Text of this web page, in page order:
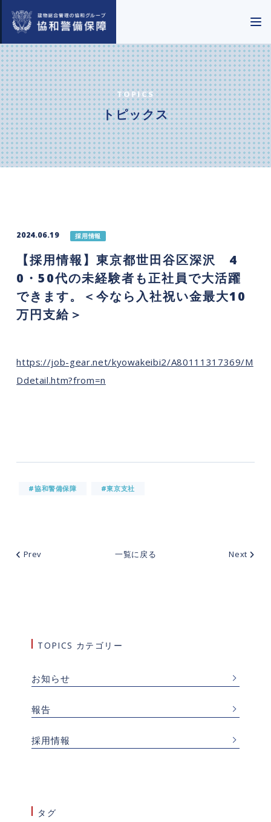
TOPICS
トピックス
TOPICS カテゴリー
お知らせ
報告
採用情報
タグ
2024.06.19 採用情報
【採用情報】東京都世田谷区深沢 4
0・50代の未経験者も正社員で大活躍
できます。＜今なら入社祝い金最大10
万円支給＞
https://job-gear.net/kyowakeibi2/A80111317369/M
Ddetail.htm?from=n
#協和警備保障 #東京支社
Prev 一覧に戻る Next